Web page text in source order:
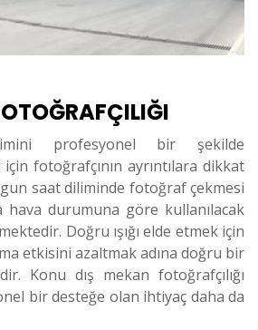
profesyonel bir şekilde
fotoğrafçının ayrıntılara dikkat
saat diliminde fotoğraf çekmesi
hava durumuna göre kullanılacak
Doğru ışığı elde etmek için
etkisini azaltmak adına doğru bir
Konu dış mekan fotoğrafçılığı
bir desteğe olan ihtiyaç daha da